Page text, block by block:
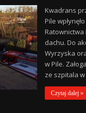
Kwadrans
Pile
Ratownictwa
dachu. Do
Wyrzyska
w Pile.
ze szpitala w
Czytaj dalej »